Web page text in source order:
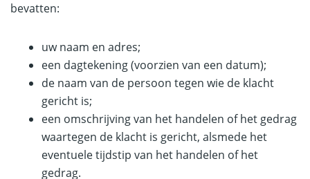
bevatten:
uw naam en adres;
een dagtekening (voorzien van een datum);
de naam van de persoon tegen wie de klacht
gericht is;
een omschrijving van het handelen of het gedrag
waartegen de klacht is gericht, alsmede het
eventuele tijdstip van het handelen of het
gedrag.